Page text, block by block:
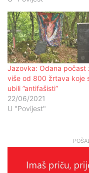
Jazovka: Odana počast
više od 800 žrtava koje
ubili ”antifašisti”
22/06/2021
U "Povijest"